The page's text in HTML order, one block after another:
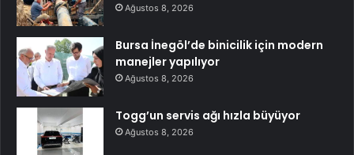
Ağustos 8, 2026
Bursa İnegöl’de binicilik için modern
manejler yapılıyor
Ağustos 8, 2026
Togg’un servis ağı hızla büyüyor
Ağustos 8, 2026